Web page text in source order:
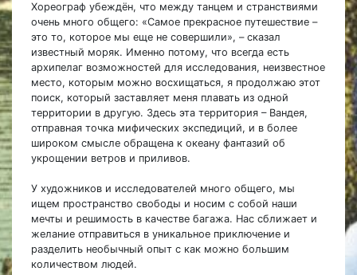
Хореограф убеждён, что между танцем и странствиями
очень много общего: «Самое прекрасное путешествие –
это то, которое мы еще не совершили», – сказал
известный моряк. Именно потому, что всегда есть
архипелаг возможностей для исследования, неизвестное
место, которым можно восхищаться, я продолжаю этот
поиск, который заставляет меня плавать из одной
территории в другую. Здесь эта территория – Вандея,
отправная точка мифических экспедиций, и в более
широком смысле обращена к океану фантазий об
укрощении ветров и приливов.
У художников и исследователей много общего, мы
ищем пространство свободы и носим с собой наши
мечты и решимость в качестве багажа. Нас сближает и
желание отправиться в уникальное приключение и
разделить необычный опыт с как можно большим
количеством людей.